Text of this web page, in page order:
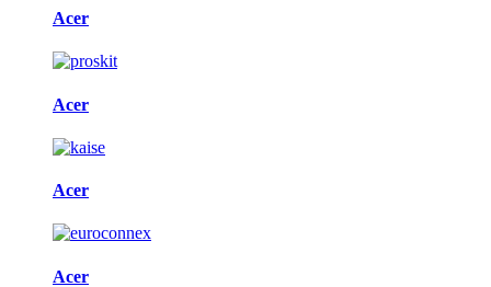
Acer
Acer
Acer
Acer